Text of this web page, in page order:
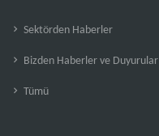
Sektörden Haberler
Bizden Haberler ve Duyurular
Tümü